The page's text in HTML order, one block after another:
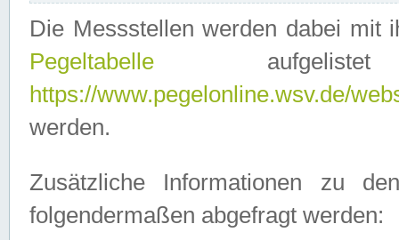
Die Messstellen werden dabei mit
Pegeltabelle
https://www.pegelonline.wsv.de/
werden.
Zusätzliche Informationen zu
folgendermaßen abgefragt werden: